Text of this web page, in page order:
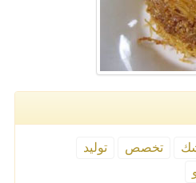
تخصص
تولید